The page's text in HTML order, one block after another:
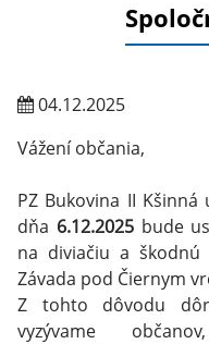
04.12.2025
Vážení občania,
PZ Bukovina II
dňa 6.12.2025 bude
na diviačiu a
Závada pod Čiernym
Z tohto dôvodu
vyzývame